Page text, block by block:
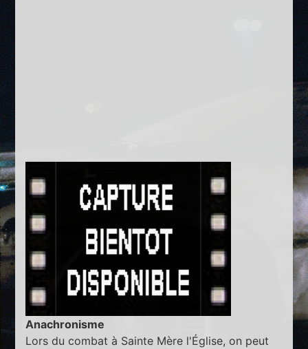
Anachronisme
Lors du combat à Sainte Mère l'Église, on peut